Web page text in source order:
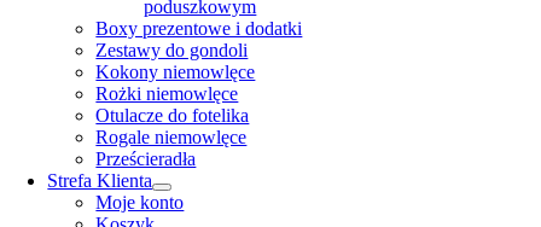
poduszkowym
Boxy prezentowe i dodatki
Zestawy do gondoli
Kokony niemowlęce
Rożki niemowlęce
Otulacze do fotelika
Rogale niemowlęce
Prześcieradła
Strefa Klienta
Moje konto